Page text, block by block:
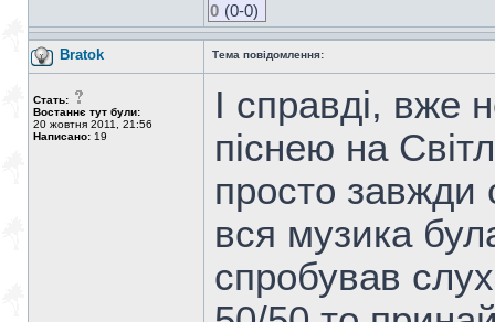
0 (0-0)
Bratok Тема повідомлення:
Стать:
Востаннє тут були:
20 жовтня 2011, 21:56
Написано: 19
І справді, вже
піснею на
просто завжди
вся музика
спробував